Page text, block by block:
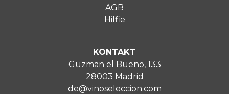
AGB
Hilfie
KONTAKT
Guzman el Bueno, 133
28003 Madrid
de@vinoseleccion.com